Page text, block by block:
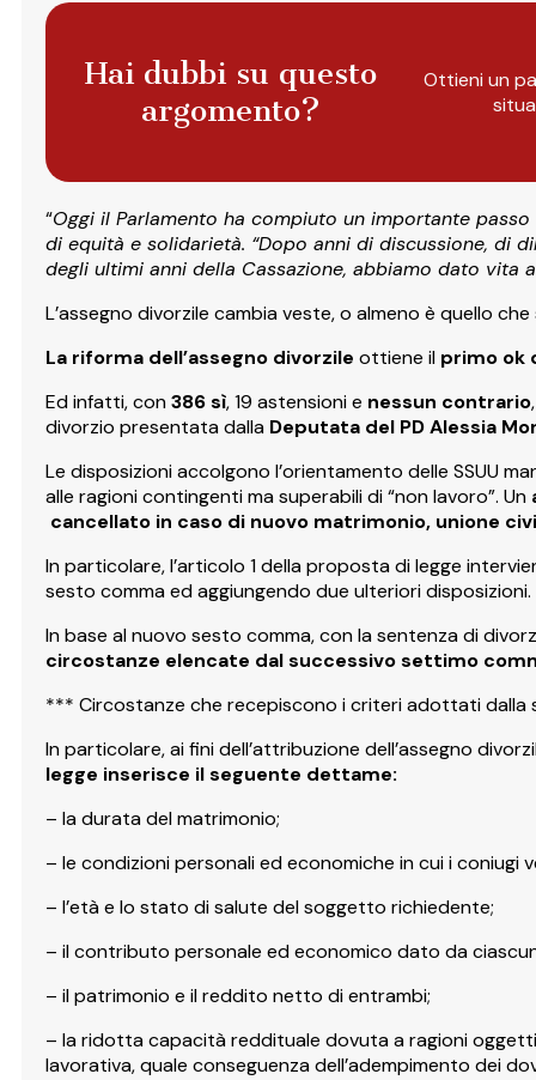
Hai dubbi su questo
argomento?
Ottieni un
“Oggi il Parlamento ha compiuto un importante
di equità e solidarietà. “Dopo anni di discussione,
degli ultimi anni della Cassazione, abbiamo dato
L’assegno divorzile cambia veste, o almeno è quello
La riforma dell’assegno divorzile ottiene il primo ok
Ed infatti, con386 sì, 19 astensioni e nessun contrario
divorzio presentata dalla Deputata del PD Alessia
Le disposizioni accolgono l’orientamento delle SSUU
alle ragioni contingenti ma superabili di “non lavoro”. Un
cancellato in caso di nuovo matrimonio, unione
In particolare, l’articolo 1 della proposta di legge
sesto comma ed aggiungendo due ulteriori disposizioni.
In base al nuovo sesto comma, con la sentenza di
circostanze elencate dal successivo settimo
*** Circostanze che recepiscono i criteri adottati dalla
In particolare, ai fini dell’attribuzione dell’assegno
legge inserisce il seguente dettame:
– la durata del matrimonio;
– le condizioni personali ed economiche in cui i
– l’età e lo stato di salute del soggetto richiedente;
– il contributo personale ed economico dato da
– il patrimonio e il reddito netto di entrambi;
– la ridotta capacità reddituale dovuta a ragioni
lavorativa, quale conseguenza dell’adempimento dei